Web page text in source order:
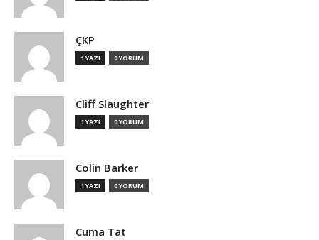
ÇKP
1 YAZI 0 YORUM
Cliff Slaughter
1 YAZI 0 YORUM
Colin Barker
1 YAZI 0 YORUM
Cuma Tat